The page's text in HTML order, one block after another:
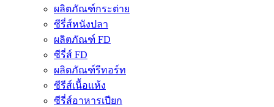
ผลิตภัณฑ์กระต่าย
ซีรี่ส์หนังปลา
ผลิตภัณฑ์ FD
ซีรี่ส์ FD
ผลิตภัณฑ์รีทอร์ท
ซีรีส์เนื้อแห้ง
ซีรี่ส์อาหารเปียก